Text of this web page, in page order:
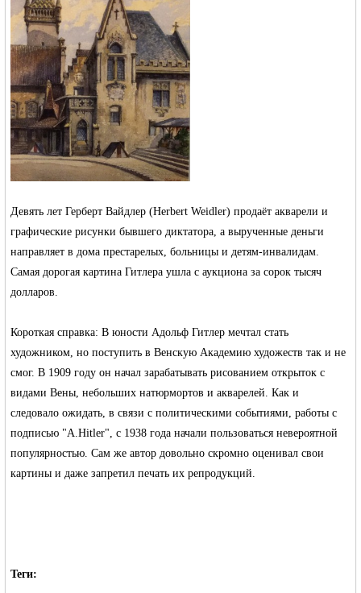
объявления в
Германии -
MEINLAND.
Девять лет Герберт Вайдлер (Herbert Weidler) продаёт акварели и
графические рисунки бывшего диктатора, а вырученные деньги
направляет в дома престарелых, больницы и детям-инвалидам.
Самая дорогая картина Гитлера ушла с аукциона за сорок тысяч
долларов.
Короткая справка: В юности Адольф Гитлер мечтал стать
художником, но поступить в Венскую Академию художеств так и не
смог. В 1909 году он начал зарабатывать рисованием открыток с
видами Вены, небольших натюрмортов и акварелей. Как и
следовало ожидать, в связи с политическими событиями, работы с
подписью "А.Hitler", с 1938 года начали пользоваться невероятной
популярностью. Сам же автор довольно скромно оценивал свои
картины и даже запретил печать их репродукций.
Теги: